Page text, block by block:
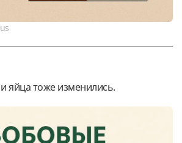
яйца тоже изменились.